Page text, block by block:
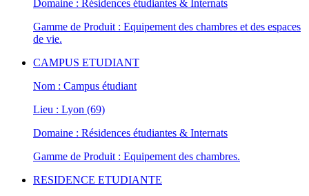
Domaine : Résidences étudiantes & Internats
Gamme de Produit : Equipement des chambres et des espaces
de vie.
CAMPUS ETUDIANT
Nom : Campus étudiant
Lieu : Lyon (69)
Domaine : Résidences étudiantes & Internats
Gamme de Produit : Equipement des chambres.
RESIDENCE ETUDIANTE